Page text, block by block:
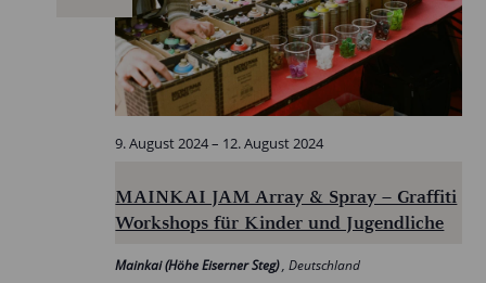
MAINKAI JAM Array & Spray – Graffiti
Workshops für Kinder und Jugendliche
9. August 2024– 12. August 2024
Mainkai (Höhe Eiserner Steg), Deutschland